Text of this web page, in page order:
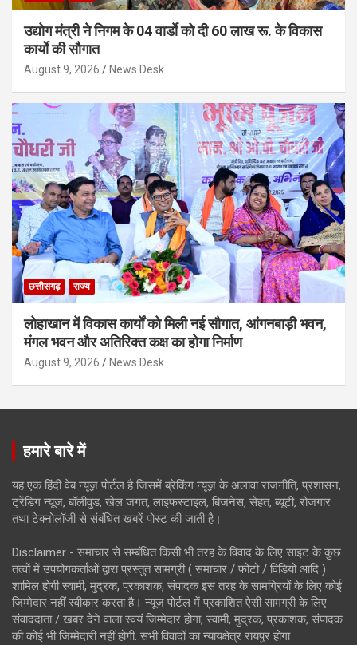
उद्योग मंत्री ने निगम के 04 वार्डाे को दी 60 लाख रू. के विकास
कार्याे की सौगात
August 9, 2026 News Desk
छत्तीसगढ़ राज्य
लोहाखान में विकास कार्यों को मिली नई सौगात, आंगनबाड़ी भवन,
मंगल भवन और अतिरिक्त कक्ष का होगा निर्माण
August 9, 2026 News Desk
हमारे बारे में
यह एक हिंदी वेब न्यूज़ पोर्टल है जिसमें ब्रेकिंग न्यूज़ के अलावा राजनीति, प्रशासन,
ट्रेंडिंग न्यूज, बॉलीवुड, खेल जगत, लाइफस्टाइल, बिजनेस, सेहत, ब्यूटी, रोजगार
तथा टेक्नोलॉजी से संबंधित खबरें पोस्ट की जाती है।
Disclaimer - समाचार से सम्बंधित किसी भी तरह के विवाद के लिए साइट के कुछ
तत्वों में उपयोगकर्ताओं द्वारा प्रस्तुत सामग्री ( समाचार / फोटो / विडियो आदि )
शामिल होगी स्वामी, मुद्रक, प्रकाशक, संपादक इस तरह के सामग्रियों के लिए कोई
ज़िम्मेदार नहीं स्वीकार करता है। न्यूज़ पोर्टल में प्रकाशित ऐसी सामग्री के लिए
संवाददाता / खबर देने वाला स्वयं जिम्मेदार होगा, स्वामी, मुद्रक, प्रकाशक, संपादक
की कोई भी जिम्मेदारी नहीं होगी. सभी विवादों का न्यायक्षेत्र रायपुर होगा